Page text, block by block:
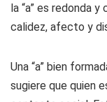
la “a” es redonda
calidez, afecto y
Una “a” bien
sugiere que quien